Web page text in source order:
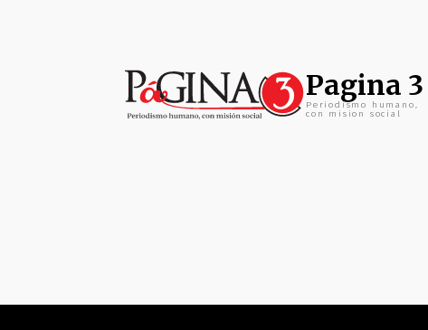
Pagina 3
Periodismo humano,
con mision social